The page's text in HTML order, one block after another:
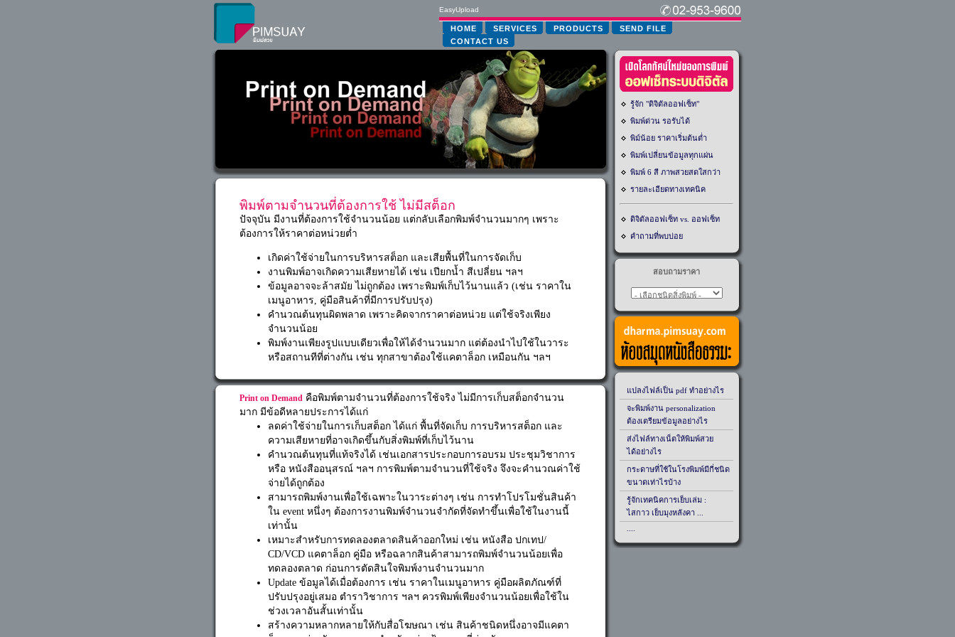
พิมพ์ตามจำนวนที่ต้องการใช้ ไม่มีสต็อก
ปัจจุบัน มีงานที่ต้องการใช้จำนวนน้อย แต่กลับเลือกพิมพ์จำนวนมากๆ เพราะ
ต้องการให้ราคาต่อหน่วยต่ำ
เกิดค่าใช้จ่ายในการบริหารสต็อก และเสียพื้นที่ในการจัดเก็บ
งานพิมพ์อาจเกิดความเสียหายได้ เช่น เปียกน้ำ สีเปลี่ยน ฯลฯ
ข้อมูลอาจจะล้าสมัย ไม่ถูกต้อง เพราะพิมพ์เก็บไว้นานแล้ว (เช่น ราคาใน
เมนูอาหาร, คู่มือสินค้าที่มีการปรับปรุง)
คำนวณต้นทุนผิดพลาด เพราะคิดจากราคาต่อหน่วย แต่ใช้จริงเพียง
จำนวนน้อย
พิมพ์งานเพียงรูปแบบเดียวเพื่อให้ได้จำนวนมาก แต่ต้องนำไปใช้ในวาระ
หรือสถานทีที่ต่างกัน เช่น ทุกสาขาต้องใช้แคตาล็อก เหมือนกัน ฯลฯ
Print on Demand คือพิมพ์ตามจำนวนที่ต้องการใช้จริง ไม่มีการเก็บสต็อกจำนวน
มาก มีข้อดีหลายประการได้แก่
ลดค่าใช้จ่ายในการเก็บสต็อก ได้แก่ พื้นที่จัดเก็บ การบริหารสต็อก และ
ความเสียหายที่อาจเกิดขึ้นกับสิ่งพิมพ์ที่เก็บไว้นาน
คำนวณต้นทุนที่แท้จริงได้ เช่นเอกสารประกอบการอบรม ประชุมวิชาการ
หรือ หนังสืออนุสรณ์ ฯลฯ การพิมพ์ตามจำนวนที่ใช้จริง จึงจะคำนวณค่าใช้
จ่ายได้ถูกต้อง
สามารถพิมพ์งานเพื่อใช้เฉพาะในวาระต่างๆ เช่น การทำโปรโมชั่นสินค้า
ใน event หนึ่งๆ ต้องการงานพิมพ์จำนวนจำกัดที่จัดทำขึ้นเพื่อใช้ในงานนี้
เท่านั้น
เหมาะสำหรับการทดลองตลาดสินค้าออกใหม่ เช่น หนังสือ ปกเทป/
CD/VCD แคตาล็อก คู่มือ หรือฉลากสินค้าสามารถพิมพ์จำนวนน้อยเพื่อ
ทดลองตลาด ก่อนการตัดสินใจพิมพ์งานจำนวนมาก
Update ข้อมูลได้เมื่อต้องการ เช่น ราคาในเมนูอาหาร คู่มือผลิตภัณฑ์ที่
ปรับปรุงอยู่เสมอ ตำราวิชาการ ฯลฯ ควรพิมพ์เพียงจำนวนน้อยเพื่อใช้ใน
ช่วงเวลาอันสั้นเท่านั้น
สร้างความหลากหลายให้กับสื่อโฆษณา เช่น สินค้าชนิดหนึ่งอาจมีแคตา